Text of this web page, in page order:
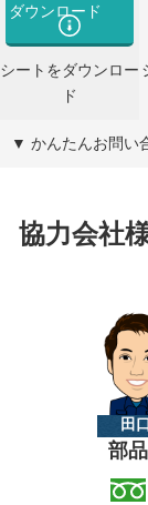
ダウンロード
シートをダウンロー
ド
▼ かんたんお問い
協力会社
田口
部